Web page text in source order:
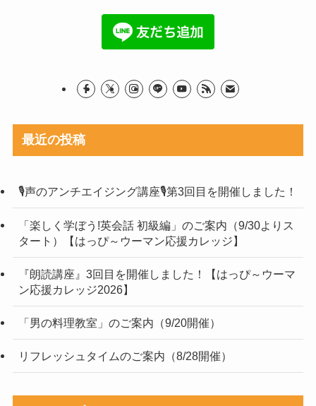
最近の投稿
🎙声のアンチエイジング講座🎙第3回目を開催しました！
「楽しく学ぼう!英会話 初級編」のご案内（9/30よりス
タート）【はっぴ～ウーマン応援カレッジ】
『朗読講座』3回目を開催しました！【はっぴ～ウーマ
ン応援カレッジ2026】
「男の料理教室」のご案内（9/20開催）
リフレッシュタイムのご案内（8/28開催）